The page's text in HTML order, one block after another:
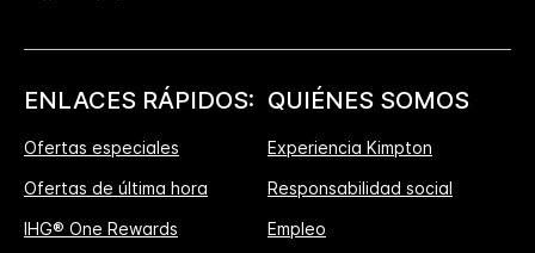
ENLACES RÁPIDOS:
Ofertas especiales
Ofertas de última hora
IHG® One Rewards
QUIÉNES SOMOS
Experiencia Kimpton
Responsabilidad social
Empleo